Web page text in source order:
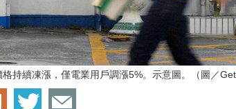
持續凍漲，僅電業用戶調漲5%。示意圖。（圖／